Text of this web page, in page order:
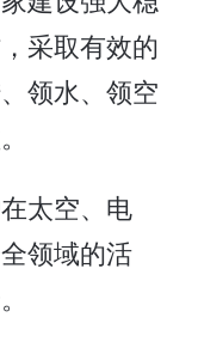
采取有效的
领水、领空
太空、电
领域的活